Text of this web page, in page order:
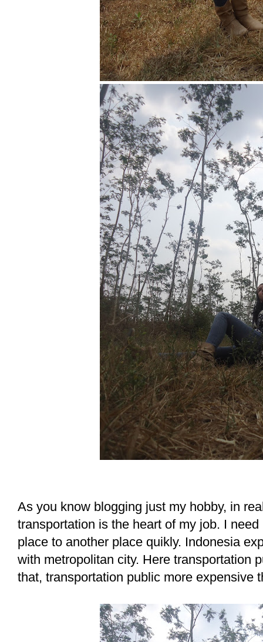
As you know blogging just my hobby, in
transportation is the heart of my job. I
place to another place quikly. Indonesia
with metropolitan city. Here transportation
that, transportation public more expensive